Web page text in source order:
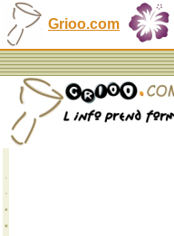
Grioo.com